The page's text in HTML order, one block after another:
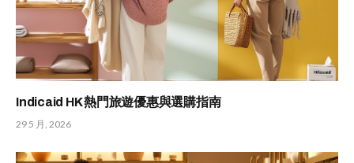
Indicaid HK 熱門旅遊優惠與選購指南
29 5 月, 2026